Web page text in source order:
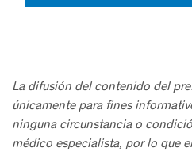
La difusión del contenido del
únicamente para fines
ninguna circunstancia o
médico especialista, por lo que